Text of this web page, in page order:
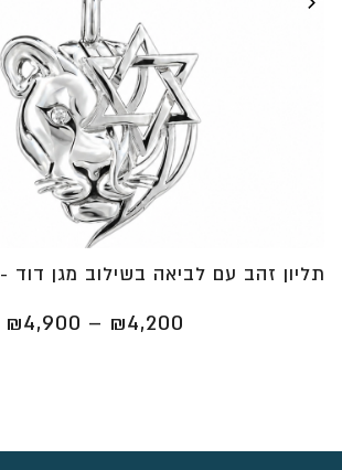
תליון זהב עם לביאה בשילוב מגן
₪4,200
–
₪4,900